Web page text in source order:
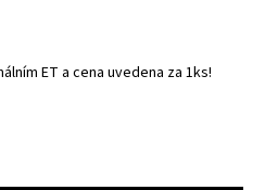
ET a cena uvedena za 1ks!